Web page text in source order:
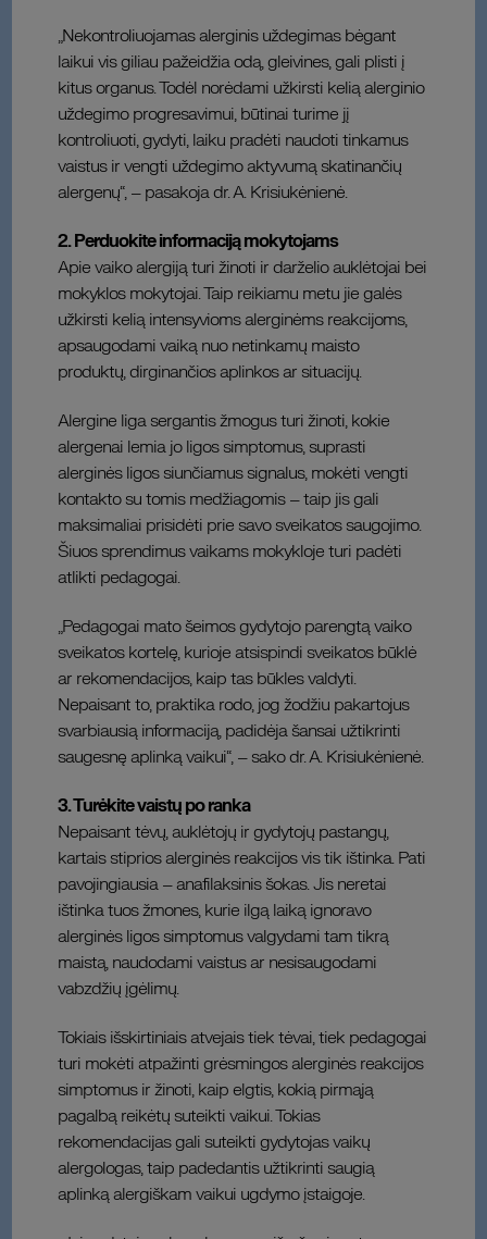
„Nekontroliuojamas alerginis uždegimas bėgant
laikui vis giliau pažeidžia odą, gleivines, gali plisti į
kitus organus. Todėl norėdami užkirsti kelią alerginio
uždegimo progresavimui, būtinai turime jį
kontroliuoti, gydyti, laiku pradėti naudoti tinkamus
vaistus ir vengti uždegimo aktyvumą skatinančių
alergenų“, – pasakoja dr. A. Krisiukėnienė.
2. Perduokite informaciją mokytojams
Apie vaiko alergiją turi žinoti ir darželio auklėtojai bei
mokyklos mokytojai. Taip reikiamu metu jie galės
užkirsti kelią intensyvioms alerginėms reakcijoms,
apsaugodami vaiką nuo netinkamų maisto
produktų, dirginančios aplinkos ar situacijų.
Alergine liga sergantis žmogus turi žinoti, kokie
alergenai lemia jo ligos simptomus, suprasti
alerginės ligos siunčiamus signalus, mokėti vengti
kontakto su tomis medžiagomis – taip jis gali
maksimaliai prisidėti prie savo sveikatos saugojimo.
Šiuos sprendimus vaikams mokykloje turi padėti
atlikti pedagogai.
„Pedagogai mato šeimos gydytojo parengtą vaiko
sveikatos kortelę, kurioje atsispindi sveikatos būklė
ar rekomendacijos, kaip tas būkles valdyti.
Nepaisant to, praktika rodo, jog žodžiu pakartojus
svarbiausią informaciją, padidėja šansai užtikrinti
saugesnę aplinką vaikui“, – sako dr. A. Krisiukėnienė.
3. Turėkite vaistų po ranka
Nepaisant tėvų, auklėtojų ir gydytojų pastangų,
kartais stiprios alerginės reakcijos vis tik ištinka. Pati
pavojingiausia – anafilaksinis šokas. Jis neretai
ištinka tuos žmones, kurie ilgą laiką ignoravo
alerginės ligos simptomus valgydami tam tikrą
maistą, naudodami vaistus ar nesisaugodami
vabzdžių įgėlimų.
Tokiais išskirtiniais atvejais tiek tėvai, tiek pedagogai
turi mokėti atpažinti grėsmingos alerginės reakcijos
simptomus ir žinoti, kaip elgtis, kokią pirmąją
pagalbą reikėtų suteikti vaikui. Tokias
rekomendacijas gali suteikti gydytojas vaikų
alergologas, taip padedantis užtikrinti saugią
aplinką alergiškam vaikui ugdymo įstaigoje.